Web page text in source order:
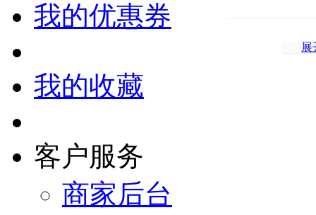
我的优惠券
我的收藏
客户服务
商家后台
展